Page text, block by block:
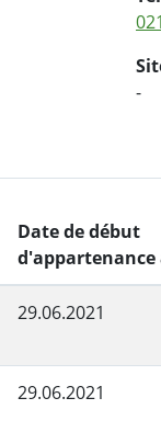
-
Date de début
d'appartenance
29.06.2021
29.06.2021